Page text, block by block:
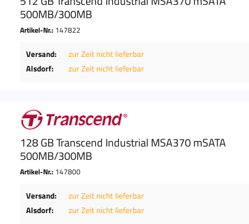
500MB/300MB
Artikel-Nr.: 147822
Versand:
zur Zeit nicht lieferbar
Alsdorf:
zur Zeit nicht lieferbar
128 GB Transcend Industrial MSA370 mSATA
500MB/300MB
Artikel-Nr.: 147800
Versand:
zur Zeit nicht lieferbar
Alsdorf:
zur Zeit nicht lieferbar